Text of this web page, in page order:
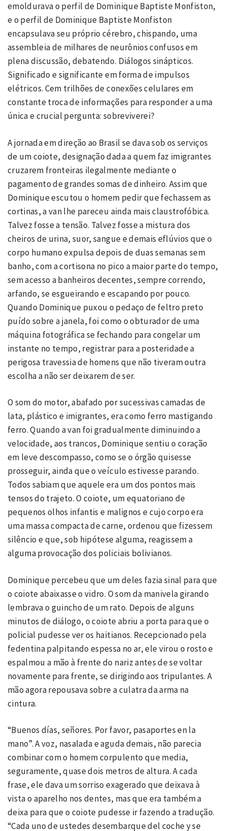
emoldurava o perfil de Dominique Baptiste Monfiston,
e o perfil de Dominique Baptiste Monfiston
encapsulava seu próprio cérebro, chispando, uma
assembleia de milhares de neurônios confusos em
plena discussão, debatendo. Diálogos sinápticos.
Significado e significante em forma de impulsos
elétricos. Cem trilhões de conexões celulares em
constante troca de informações para responder a uma
única e crucial pergunta: sobreviverei?
A jornada em direção ao Brasil se dava sob os serviços
de um coiote, designação dada a quem faz imigrantes
cruzarem fronteiras ilegalmente mediante o
pagamento de grandes somas de dinheiro. Assim que
Dominique escutou o homem pedir que fechassem as
cortinas, a van lhe pareceu ainda mais claustrofóbica.
Talvez fosse a tensão. Talvez fosse a mistura dos
cheiros de urina, suor, sangue e demais eflúvios que o
corpo humano expulsa depois de duas semanas sem
banho, com a cortisona no pico a maior parte do tempo,
sem acesso a banheiros decentes, sempre correndo,
arfando, se esgueirando e escapando por pouco.
Quando Dominique puxou o pedaço de feltro preto
puído sobre a janela, foi como o obturador de uma
máquina fotográfica se fechando para congelar um
instante no tempo, registrar para a posteridade a
perigosa travessia de homens que não tiveram outra
escolha a não ser deixarem de ser.
O som do motor, abafado por sucessivas camadas de
lata, plástico e imigrantes, era como ferro mastigando
ferro. Quando a van foi gradualmente diminuindo a
velocidade, aos trancos, Dominique sentiu o coração
em leve descompasso, como se o órgão quisesse
prosseguir, ainda que o veículo estivesse parando.
Todos sabiam que aquele era um dos pontos mais
tensos do trajeto. O coiote, um equatoriano de
pequenos olhos infantis e malignos e cujo corpo era
uma massa compacta de carne, ordenou que fizessem
silêncio e que, sob hipótese alguma, reagissem a
alguma provocação dos policiais bolivianos.
Dominique percebeu que um deles fazia sinal para que
o coiote abaixasse o vidro. O som da manivela girando
lembrava o guincho de um rato. Depois de alguns
minutos de diálogo, o coiote abriu a porta para que o
policial pudesse ver os haitianos. Recepcionado pela
fedentina palpitando espessa no ar, ele virou o rosto e
espalmou a mão à frente do nariz antes de se voltar
novamente para frente, se dirigindo aos tripulantes. A
mão agora repousava sobre a culatra da arma na
cintura.
“Buenos días, señores. Por favor, pasaportes en la
mano”. A voz, nasalada e aguda demais, não parecia
combinar com o homem corpulento que media,
seguramente, quase dois metros de altura. A cada
frase, ele dava um sorriso exagerado que deixava à
vista o aparelho nos dentes, mas que era também a
deixa para que o coiote pudesse ir fazendo a tradução.
“Cada uno de ustedes desembarque del coche y se